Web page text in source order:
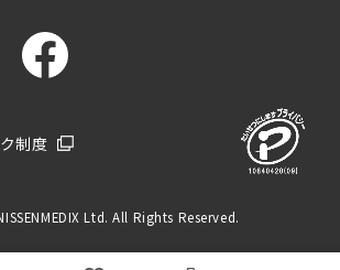
制度
Ltd. All Rights Reserved.